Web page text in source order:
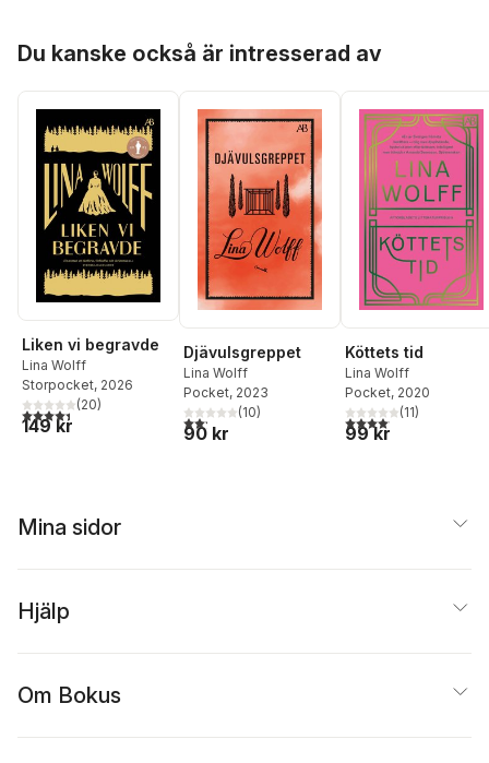
Du kanske också är intresserad av
Liken vi begravde
Lina Wolff
Storpocket, 2026
4,4utav 5 stjärnor. Totalt antal röster:
(20)
149 kr
Djävulsgreppet
Lina Wolff
Pocket, 2023
2,2utav 5 stjärnor. Totalt antal röster:
(10)
90 kr
Köttets tid
Lina Wolff
Pocket, 2020
4,1utav 5 stjärnor.
(11)
99 kr
Mina sidor
Hjälp
Om Bokus